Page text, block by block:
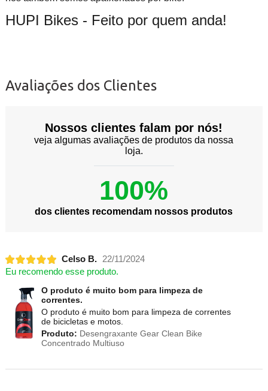
HUPI Bikes - Feito por quem anda!
Avaliações dos Clientes
Nossos clientes falam por nós!
veja algumas avaliações de produtos da nossa
loja.
100%
dos clientes recomendam nossos produtos
Celso B. 22/11/2024
Eu recomendo esse produto.
O produto é muito bom para limpeza de
correntes.
O produto é muito bom para limpeza de correntes
de bicicletas e motos.
Produto: Desengraxante Gear Clean Bike
Concentrado Multiuso